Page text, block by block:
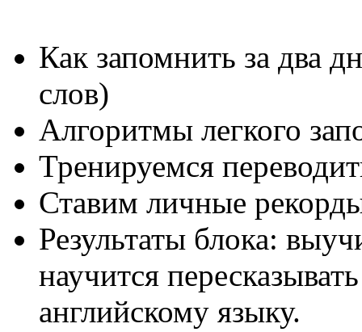
Как запомнить за два
слов)
Алгоритмы легкого
Тренируемся
Ставим личные
Результаты блока:
научится
английскому языку.